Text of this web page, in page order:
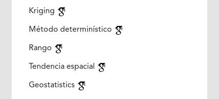
Kriging
Método determinístico
Rango
Tendencia espacial
Geostatistics